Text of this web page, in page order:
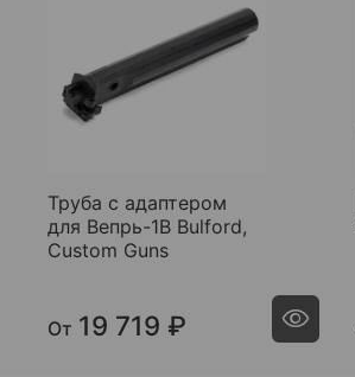
Труба с адаптером
для Вепрь-1В Bulford,
Custom Guns
От 19 719 ₽